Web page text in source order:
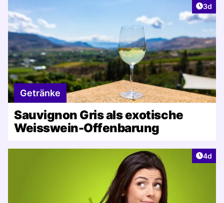
3d
Getränke
Sauvignon Gris als exotische
Weisswein-Offenbarung
4d